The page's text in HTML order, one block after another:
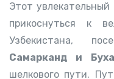
Этот
прикоснуться к
Узбекистана,
Самарканд и
шелкового пути.